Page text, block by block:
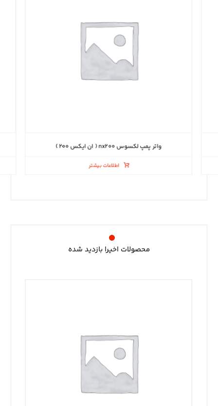
واتر پمپ لکسوس nx۲۰۰ ( ان ایکس ۲۰۰ )
اطلاعات بیشتر
محصولات اخیرا بازدید شده